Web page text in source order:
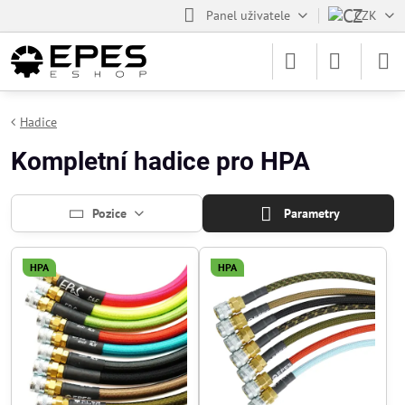
Panel uživatele CZK
Hadice
Kompletní hadice pro HPA
Pozice Parametry
HPA HPA